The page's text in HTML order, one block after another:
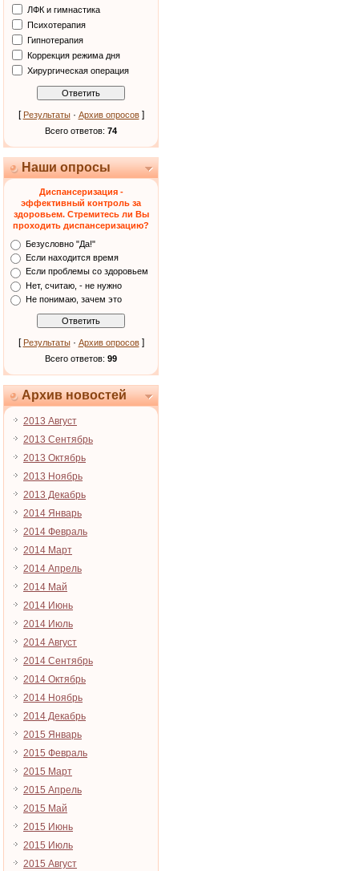
ЛФК и гимнастика
Психотерапия
Гипнотерапия
Коррекция режима дня
Хирургическая операция
[ Результаты· Архив опросов]
Всего ответов: 74
Наши опросы
Диспансеризация -
эффективный контроль за
здоровьем. Стремитесь ли Вы
проходить диспансеризацию?
Безусловно "Да!"
Если находится время
Если проблемы со здоровьем
Нет, считаю, - не нужно
Не понимаю, зачем это
[ Результаты· Архив опросов]
Всего ответов: 99
Архив новостей
2013 Август
2013 Сентябрь
2013 Октябрь
2013 Ноябрь
2013 Декабрь
2014 Январь
2014 Февраль
2014 Март
2014 Апрель
2014 Май
2014 Июнь
2014 Июль
2014 Август
2014 Сентябрь
2014 Октябрь
2014 Ноябрь
2014 Декабрь
2015 Январь
2015 Февраль
2015 Март
2015 Апрель
2015 Май
2015 Июнь
2015 Июль
2015 Август